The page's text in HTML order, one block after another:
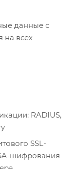
данные с
на всех
RADIUS,
SSL-
шифрования